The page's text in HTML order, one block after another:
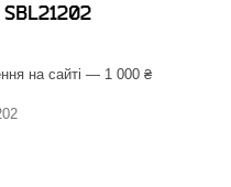
на сайті — 1 000 ₴